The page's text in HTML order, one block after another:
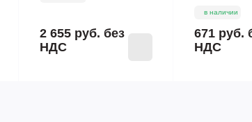
2 655 руб. без
НДС
в наличии
671 руб.
НДС